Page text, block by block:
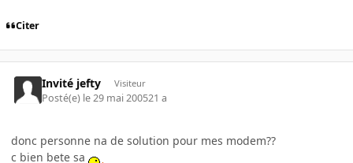
Citer
Invité jefty Visiteur
Posté(e) le 29 mai 200521 a
donc personne na de solution pour mes modem??
c bien bete sa